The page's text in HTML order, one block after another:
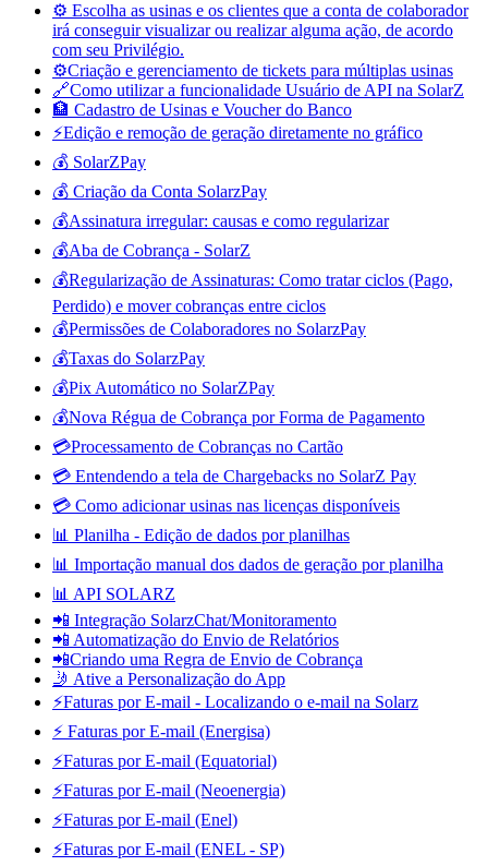
⚙️ Escolha as usinas e os clientes que a conta de colaborador
irá conseguir visualizar ou realizar alguma ação, de acordo
com seu Privilégio.
⚙️Criação e gerenciamento de tickets para múltiplas usinas
🔗Como utilizar a funcionalidade Usuário de API na SolarZ
🏦 Cadastro de Usinas e Voucher do Banco
⚡Edição e remoção de geração diretamente no gráfico
💰 SolarZPay
💰 Criação da Conta SolarzPay
💰Assinatura irregular: causas e como regularizar
💰Aba de Cobrança - SolarZ
💰Regularização de Assinaturas: Como tratar ciclos (Pago,
Perdido) e mover cobranças entre ciclos
💰Permissões de Colaboradores no SolarzPay
💰Taxas do SolarzPay
💰Pix Automático no SolarZPay
💰Nova Régua de Cobrança por Forma de Pagamento
💳Processamento de Cobranças no Cartão
💳 Entendendo a tela de Chargebacks no SolarZ Pay
💳 Como adicionar usinas nas licenças disponíveis
📊 Planilha - Edição de dados por planilhas
📊 Importação manual dos dados de geração por planilha
📊 API SOLARZ
📲 Integração SolarzChat/Monitoramento
📲 Automatização do Envio de Relatórios
📲Criando uma Regra de Envio de Cobrança
🤳 Ative a Personalização do App
⚡Faturas por E-mail - Localizando o e-mail na Solarz
⚡ Faturas por E-mail (Energisa)
⚡Faturas por E-mail (Equatorial)
⚡Faturas por E-mail (Neoenergia)
⚡Faturas por E-mail (Enel)
⚡Faturas por E-mail (ENEL - SP)